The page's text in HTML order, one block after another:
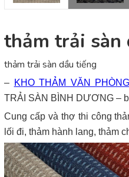
thảm trải sàn
thảm trải sàn dầu tiếng
– KHO THẢM VĂN PHÒNG
TRẢI SÀN BÌNH DƯƠNG –
Cung cấp và thợ thi công
lối đi, thảm hành lang, thảm